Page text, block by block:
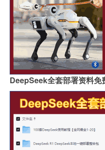
DeepSeek全套部署资料免